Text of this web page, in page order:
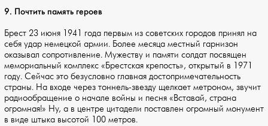
9. Почтить память героев
Брест 23 июня 1941 года первым из советских городов принял на
себя удар немецкой армии. Более месяца местный гарнизон
оказывал сопротивление. Мужеству и памяти солдат посвящен
мемориальный комплекс «Брестская крепость», открытый в 1971
году. Сейчас это безусловно главная достопримечательность
страны. На входе через тоннель-звезду щелкает метроном, звучит
радиообращение о начале войны и песня «Вставай, страна
огромная!» Ну, а в центре цитадели поставлен огромный монумент
в виде штыка высотой 100 метров.